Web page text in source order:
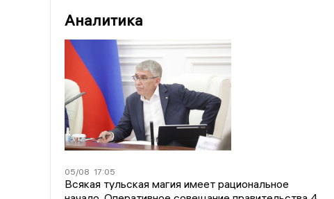
Аналитика
05/08 17:05
Всякая тульская магия имеет рациональное